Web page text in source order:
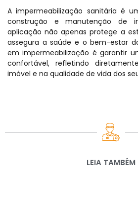
A impermeabilização sanitária é
construção e manutenção de
aplicação não apenas protege a
assegura a saúde e o bem-estar
em impermeabilização é garantir
confortável, refletindo
imóvel e na qualidade de vida dos
LEIA TAMBÉM